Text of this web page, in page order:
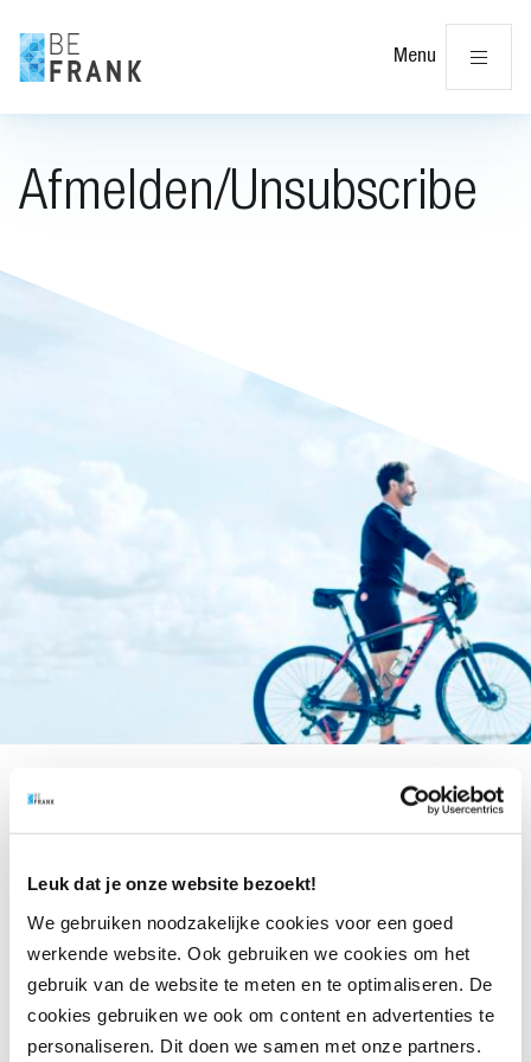
Leuk dat je onze website bezoekt!
We gebruiken noodzakelijke cookies voor een goed
werkende website. Ook gebruiken we cookies om het
gebruik van de website te meten en te optimaliseren. De
cookies gebruiken we ook om content en advertenties te
personaliseren. Dit doen we samen met onze partners.
Menu
Afmelden/Unsubscribe
Home
Hoi! Wat jammer dat je onze nieuwsbrief niet meer wilt
ontvangen. Klik op onderstaande button om je afmelding
te bevestigen.
Hi! We’re sorry you’re leaving. If you are sure you no longer